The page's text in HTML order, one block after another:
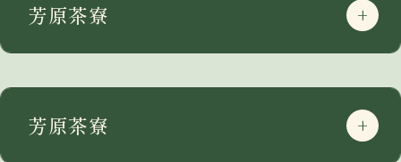
芳原茶寮
芳原茶寮